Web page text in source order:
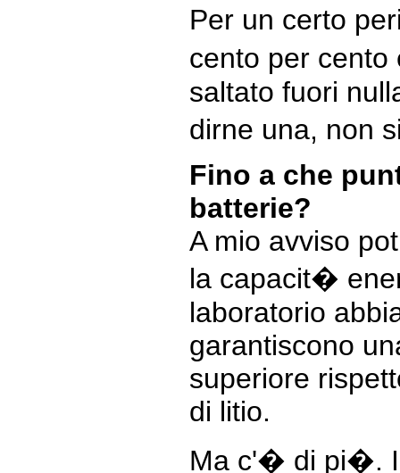
Per un certo
cento per
saltato fuori
dirne una, non
Fino a che
batterie?
A mio avviso
la capacit�
laboratorio
garantiscono
superiore
di litio.
Ma c'� di pi�.